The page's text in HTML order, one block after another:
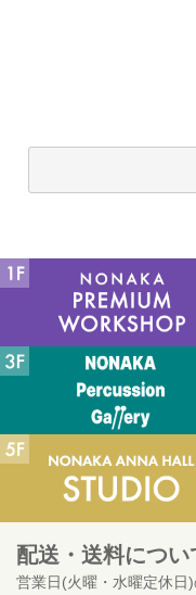
配送・送料につい
営業日(火曜・水曜定休日